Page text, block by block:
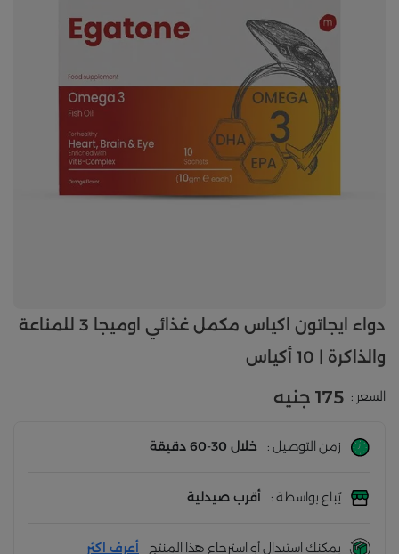
دواء ايجاتون اكياس مكمل غذائي اوميجا 3 للمناعة
والذاكرة | 10 أكياس
السعر : 175 جنيه
زمن التوصيل : خلال 30-60 دقيقة
يُباع بواسطة : أقرب صيدلية
يمكنك استبدال أو استرجاع هذا المنتج أعرف اكثر